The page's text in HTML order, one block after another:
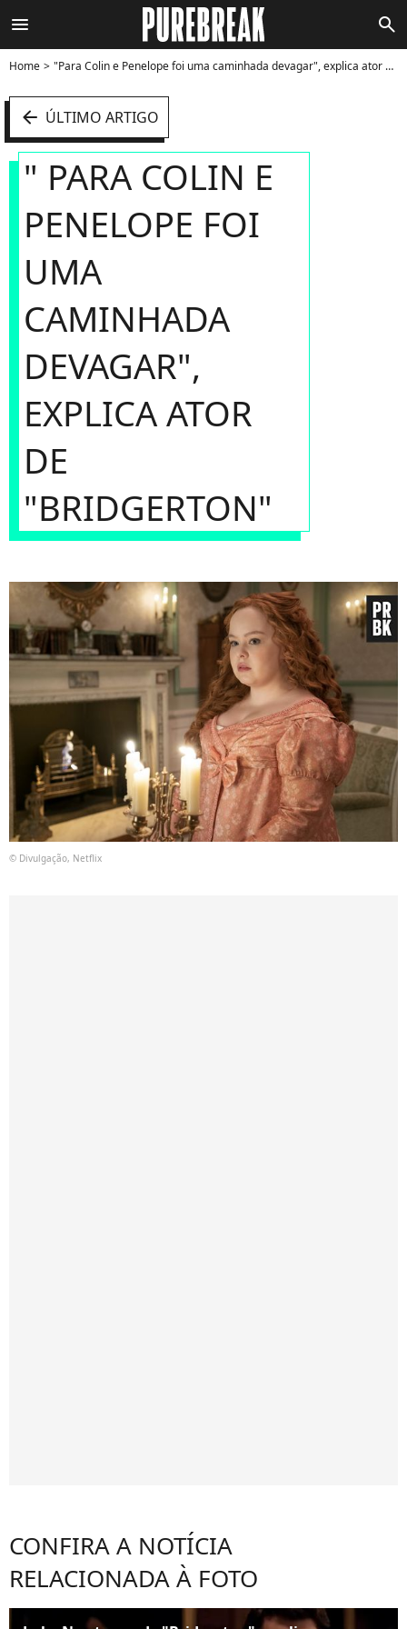
menu search
Home "Para Colin e Penelope foi uma caminhada devagar", explica ator de "Bridgerton" - Foto
arrow_left ÚLTIMO ARTIGO
" PARA COLIN E
PENELOPE FOI
UMA
CAMINHADA
DEVAGAR",
EXPLICA ATOR
DE
"BRIDGERTON"
© Divulgação, Netflix
CONFIRA A NOTÍCIA
RELACIONADA À FOTO